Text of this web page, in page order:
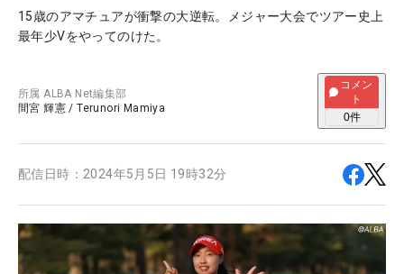
15歳のアマチュアが衝撃の大逆転。メジャー大会でツアー史上
最年少Vをやってのけた。
所属ALBA Net編集部
間宮 輝憲 /Terunori Mamiya
コメン
ト
0件
配信日時： 2024年5月5日 19時32分